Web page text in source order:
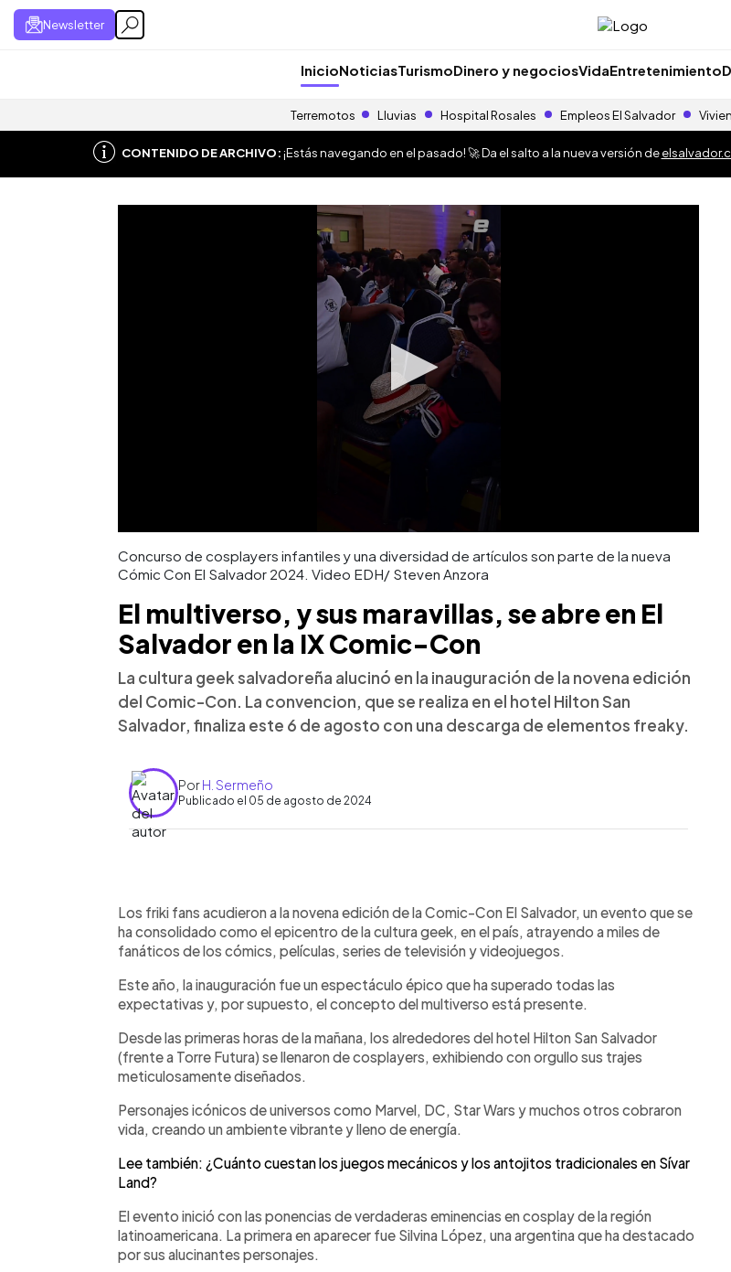
Newsletter
InicioNoticiasTurismoDinero y negociosVidaEntretenimiento
Terremotos Lluvias Hospital Rosales Empleos El Salvador
CONTENIDO DE ARCHIVO:¡Estás navegando en el pasado! 🚀 Da el salto a la nueva versión de
Concurso de cosplayers infantiles y una diversidad de artículos son parte de la nueva
Cómic Con El Salvador 2024. Video EDH/ Steven Anzora
El multiverso, y sus maravillas, se abre en El
Salvador en la IX Comic-Con
La cultura geek salvadoreña alucinó en la inauguración de la novena edición
del Comic-Con. La convencion, que se realiza en el hotel Hilton San
Salvador, finaliza este 6 de agosto con una descarga de elementos freaky.
PorH. Sermeño
Publicado el 05 de agosto de 2024
► Escuchar artículo
Los friki fans acudieron a la novena edición de la Comic-Con El Salvador, un evento que se
ha consolidado como el epicentro de la cultura geek, en el país, atrayendo a miles de
fanáticos de los cómics, películas, series de televisión y videojuegos.
Este año, la inauguración fue un espectáculo épico que ha superado todas las
expectativas y, por supuesto, el concepto del multiverso está presente.
Desde las primeras horas de la mañana, los alrededores del hotel Hilton San Salvador
(frente a Torre Futura) se llenaron de cosplayers, exhibiendo con orgullo sus trajes
meticulosamente diseñados.
Personajes icónicos de universos como Marvel, DC, Star Wars y muchos otros cobraron
vida, creando un ambiente vibrante y lleno de energía.
Lee también: ¿Cuánto cuestan los juegos mecánicos y los antojitos tradicionales en Sívar
Land?
El evento inició con las ponencias de verdaderas eminencias en cosplay de la región
latinoamericana. La primera en aparecer fue Silvina López, una argentina que ha destacado
por sus alucinantes personajes.